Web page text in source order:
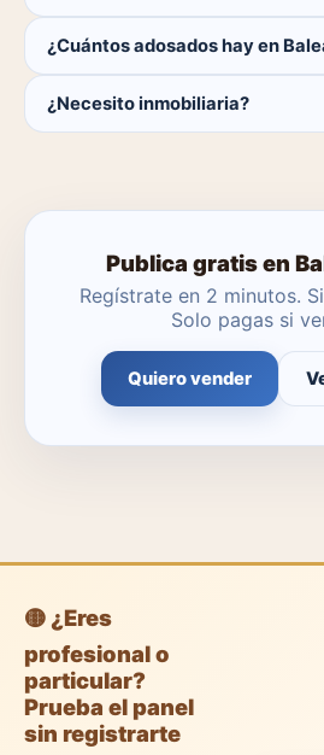
cierra la venta.
¿Cuántos adosados hay en
Illes. El catálogo se actualiza a
¿Necesito inmobiliaria?
Publica gratis en
Regístrate en 2 minutos.
Solo pagas si
Quiero vender
🟡 ¿Eres
profesional o
particular?
Prueba el panel
sin registrarte